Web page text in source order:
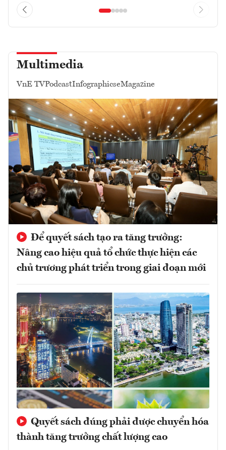
Multimedia
VnE TVPodcastInfographicseMagazine
Để quyết sách tạo ra tăng trưởng:
Nâng cao hiệu quả tổ chức thực hiện các
chủ trương phát triển trong giai đoạn mới
Quyết sách đúng phải được chuyển hóa
thành tăng trưởng chất lượng cao